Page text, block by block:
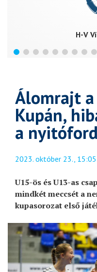
H-V
Álomrajt a
Kupán,
a
2023. október 23., 15:05
U15-ös és U13-as
mindkét meccsét a
kupasorozat első